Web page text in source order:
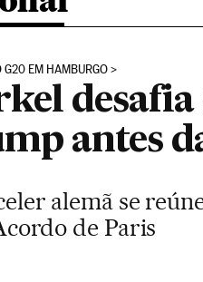
G20 EM HAMBURGO
antes
alemã se
de Paris